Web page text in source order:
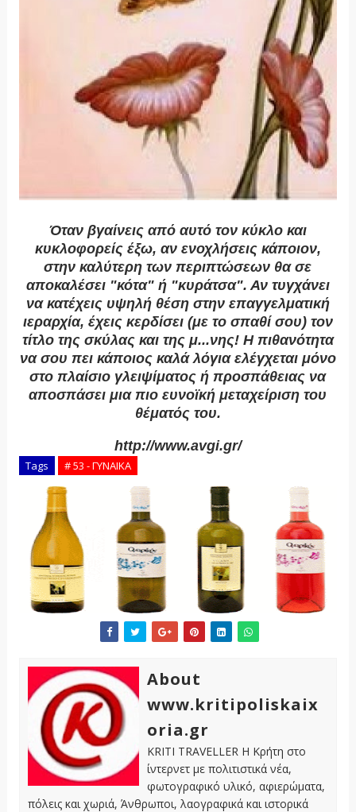
Όταν βγαίνεις από αυτό τον κύκλο και
κυκλοφορείς έξω, αν ενοχλήσεις κάποιον,
στην καλύτερη των περιπτώσεων θα σε
αποκαλέσει "κότα" ή "κυράτσα". Αν τυγχάνει
να κατέχεις υψηλή θέση στην επαγγελματική
ιεραρχία, έχεις κερδίσει (με το σπαθί σου) τον
τίτλο της σκύλας και της μ...νης! Η πιθανότητα
να σου πει κάποιος καλά λόγια ελέγχεται μόνο
στο πλαίσιο γλειψίματος ή προσπάθειας να
αποσπάσει μια πιο ευνοϊκή μεταχείριση του
θέματός του.
http://www.avgi.gr/
Tags # 53 - ΓΥΝΑΙΚΑ
About
www.kritipoliskaix
oria.gr
KRITI TRAVELLER Η Κρήτη στο
ίντερνετ με πολιτιστικά νέα,
φωτογραφικό υλικό, αφιερώματα,
πόλεις και χωριά, Άνθρωποι, λαογραφικά και ιστορικά